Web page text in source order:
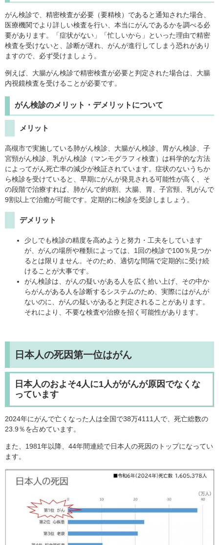
がん検診で、精密検査が必要（要精検）であると通知された場合、
医療機関でより詳しい検査を行い、本当にがんであるかを調べる必
要があります。「症状がない」「忙しいから」といった理由で精密
検査を受けないと、診断が遅れ、がんが進行してしまう恐れがあり
ますので、必ず受けましょう。
例えば、大腸がん検診で精密検査が必要と判定された場合は、大腸
内視鏡検査を受けることが必要です。
がん検診のメリット・デメリットについて
メリット
高槻市で実施している肺がん検診、大腸がん検診、胃がん検診、子
宮頸がん検診、乳がん検診（マンモグラフィ検査）は科学的な方法
によってがん死亡率の減少が検証されています。症状のないうちか
ら検診を受けていると、早期にがんが発見される可能性が高く、そ
の段階で治療すれば、肺がんで約8割、大腸、胃、子宮頸、乳がんで
9割以上で治癒が可能です。定期的に検診を受診しましょう。
デメリット
少しでも検診の精度を高めようと努力・工夫をしています
が、がんの場所や種類によっては、1回の検診で100％見つか
るとは限りません。そのため、適切な間隔で定期的に受け続
けることが大事です。
がん検診は、がんの疑いがある人を広く拾い上げ、その中か
らがんがある人を診断するシステムのため、実際にはがんが
ないのに、がんの疑いがあると判定されることがあります。
それにより、不要な検査や治療を招く可能性があります。
日本人の死因第一位はがん
日本人のおよそ4人に1人ががんが原因でなくな
っています
2024年にがんで亡くなった人は全国で38万4111人で、死亡総数の
23.9％を占めています。
また、1981年以降、44年間連続で日本人の死因のトップになってい
ます。​